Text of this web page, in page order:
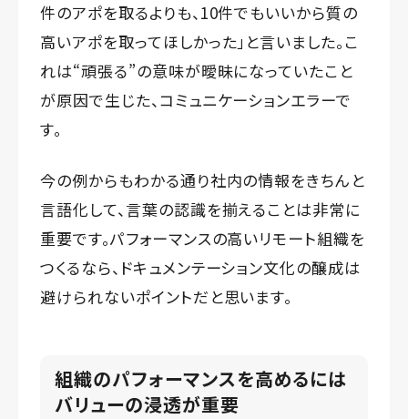
件のアポを取るよりも、10件でもいいから質の
高いアポを取ってほしかった」と言いました。こ
れは“頑張る”の意味が曖昧になっていたこと
が原因で生じた、コミュニケーションエラーで
す。
今の例からもわかる通り社内の情報をきちんと
言語化して、言葉の認識を揃えることは非常に
重要です。パフォーマンスの高いリモート組織を
つくるなら、ドキュメンテーション文化の醸成は
避けられないポイントだと思います。
組織のパフォーマンスを高めるには
バリューの浸透が重要